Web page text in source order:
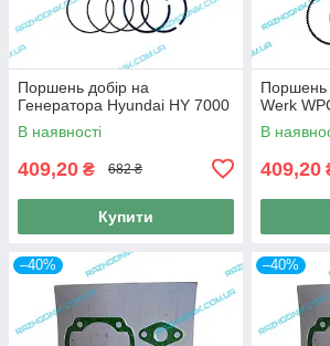
Поршень добір на
Генератора Hyundai HY 7000
В наявності
409,20 ₴ 682 ₴
Купити
Поршень
Werk
В
409,20
–40% –40%